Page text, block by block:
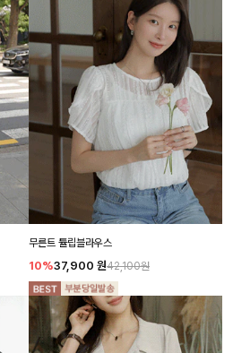
무른트 튤립블라우스
10%37,900 원42,100원